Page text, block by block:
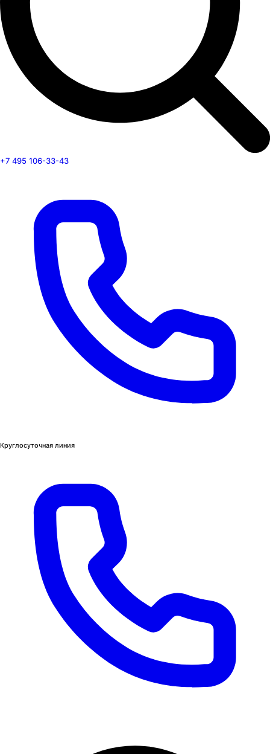
+7 495 106-33-43
Круглосуточная линия